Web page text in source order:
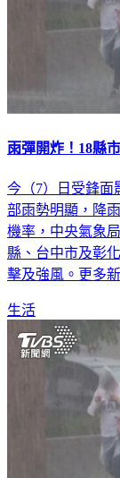
雨彈開炸！18縣
今（7）日受鋒面
部雨勢明顯，降
機率，中央氣象
縣、台中市及彰
擊及強風。更多新
生活